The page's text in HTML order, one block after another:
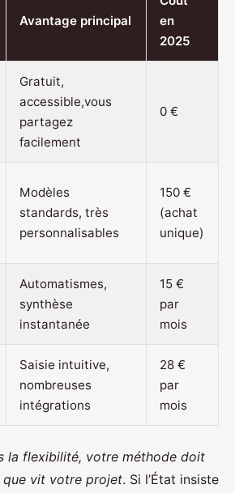
Avantage principal
en
2025
Gratuit,
accessible,vous
partagez
facilement
0 €
Modèles
standards, très
personnalisables
150 €
(achat
unique)
Automatismes,
synthèse
instantanée
15 €
par
mois
Saisie intuitive,
nombreuses
intégrations
28 €
par
mois
la flexibilité, votre méthode doit
que vit votre projet. Si l’État insiste